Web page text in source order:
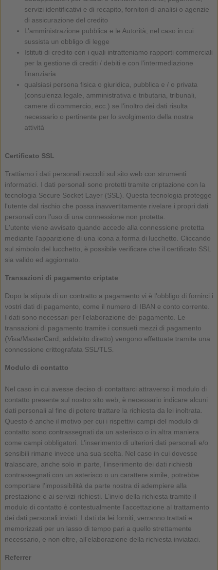
servizi identificativi e di recapito, fornitori di analisi o agenzie
di assicurazione del credito
L’amministrazione pubblica e le Autorità, nel caso in cui
sussista un obbligo di legge
Istituti di credito con i quali intratteniamo rapporti commerciali
per la gestione di crediti / debiti e con l'intermediazione
finanziaria
qualsiasi persona fisica o giuridica, pubblica e / o privata
(consulenza legale, amministrativa e tributaria, tribunali,
camere di commercio, ecc.) se l'inoltro dei dati risulta
necessario o pertinente per lo svolgimento della nostra
attività
Certificato SSL
Trattiamo i dati personali raccolti sul sito web con strumenti
informatici. I dati personali sono protetti tramite criptazione con la
tecnologia Secure Socket Layer (SSL). Questa tecnologia protegge
l'utente dal rischio che possa inavvertitamente rivelare i propri dati
personali con l'uso di una connessione non protetta.
L'utente viene avvisato quando accede alla connessione protetta
mediante l'apparizione di una icona a forma di lucchetto. Cliccando
sul simbolo del lucchetto, è possibile verificare che il certificato SSL
sia valido ed aggiornato.
Transazioni di pagamento criptate
Dopo la stipula di un contratto a pagamento vi è l'obbligo di fornirci i
vostri dati di pagamento, come il numero di IBAN e conto corrente.
I dati sono necessari per l'elaborazione del pagamento. Le
transazioni di pagamento tramite i consueti mezzi di pagamento
(Visa/MasterCard, addebito diretto) vengono effettuate tramite una
connessione crittografata SSL/TLS.
Modulo di contatto
Nel caso in cui avesse deciso di contattarci attraverso il modulo di
contatto presente sul nostro sito web, è necessario indicare alcuni
dati personali al fine di potere trattare la richiesta da lei inoltrata.
Questo è anche il motivo per cui i rispettivi campi del modulo di
contatto sono contrassegnati da un asterisco o in altra maniera
come campi obbligatori. L’inserimento di ulteriori dati personali e/o
sensibili rimane invece una sua scelta. Nel caso in cui dovesse
tralasciare, anche solo in parte, l’inserimento dei dati richiesti
contrassegnati con un asterisco o un carattere simile, potrebbe
comportare l’impossibilità da parte nostra di adempiere alla
prestazione e ai servizi richiesti. L’invio della richiesta tramite il
modulo di contatto è contestualmente l’accettazione al trattamento
dei dati personali inviati. I dati da lei forniti, verranno trattati e
memorizzati per un lasso di tempo pari a quello strettamente
necessario, e non oltre, all’elaborazione della richiesta inviataci.
Referrer